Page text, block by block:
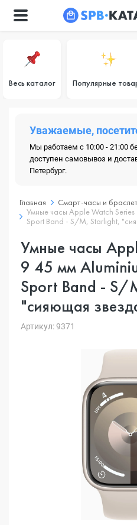
Весь каталог Популярные
Уважаемые,
Мы работаем с 10:00 - 21:00
доступен самовывоз и
Петербург.
Главная Смарт-часы и
Умные часы Apple Watch Series
Sport Band - S/M, Starlight,
Умные часы
9 45 мм
Sport Band - S/
"сияющая
Артикул: 9371